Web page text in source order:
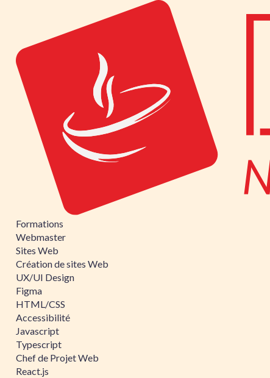
Formations
Webmaster
Sites Web
Création de sites Web
UX/UI Design
Figma
HTML/CSS
Accessibilité
Javascript
Typescript
Chef de Projet Web
React.js